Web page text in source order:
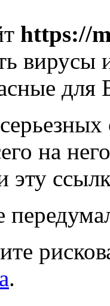
https://
вирусы
для
на
эту
.